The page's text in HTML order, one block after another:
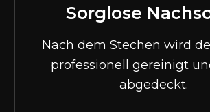
Sorglose
Nach dem Stechen wird
professionell gereinigt
abgedeckt.